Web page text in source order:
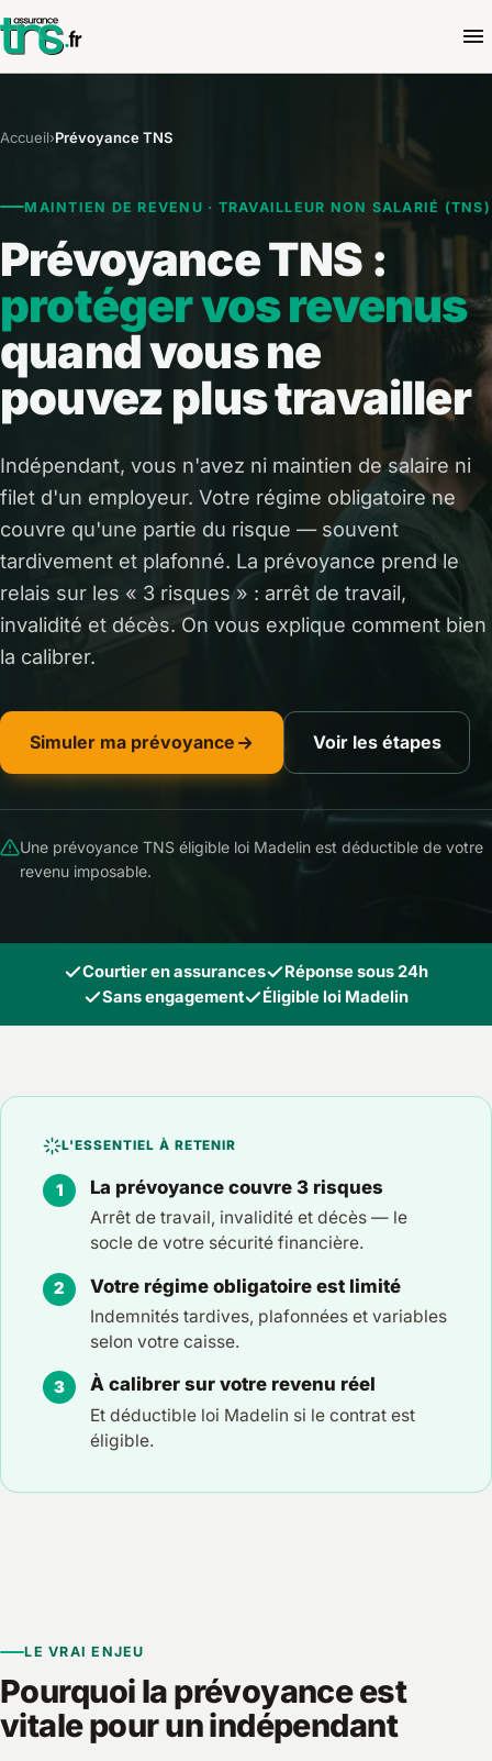
Accueil›Prévoyance TNS
MAINTIEN DE REVENU · TRAVAILLEUR NON SALARIÉ (TNS)
Prévoyance TNS :
protéger vos revenus
quand vous ne
pouvez plus travailler
Indépendant, vous n'avez ni maintien de salaire ni
filet d'un employeur. Votre régime obligatoire ne
couvre qu'une partie du risque — souvent
tardivement et plafonné. La prévoyance prend le
relais sur les « 3 risques » : arrêt de travail,
invalidité et décès. On vous explique comment bien
la calibrer.
Simuler ma prévoyance Voir les étapes
Une prévoyance TNS éligible loi Madelin est déductible de votre
revenu imposable.
Courtier en assurances
Réponse sous 24h
Sans engagement
Éligible loi Madelin
L'ESSENTIEL À RETENIR
La prévoyance couvre 3 risques
Arrêt de travail, invalidité et décès — le
socle de votre sécurité financière.
Votre régime obligatoire est limité
Indemnités tardives, plafonnées et variables
selon votre caisse.
À calibrer sur votre revenu réel
Et déductible loi Madelin si le contrat est
éligible.
LE VRAI ENJEU
Pourquoi la prévoyance est
vitale pour un indépendant